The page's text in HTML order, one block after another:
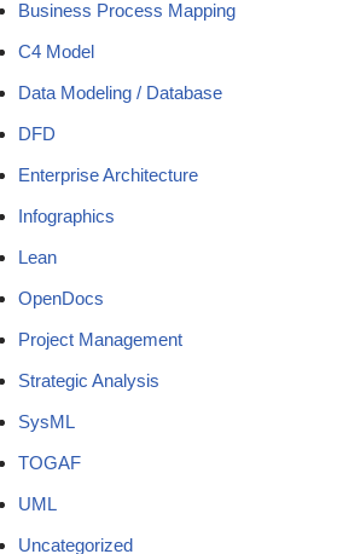
Business Process Mapping
C4 Model
Data Modeling / Database
DFD
Enterprise Architecture
Infographics
Lean
OpenDocs
Project Management
Strategic Analysis
SysML
TOGAF
UML
Uncategorized